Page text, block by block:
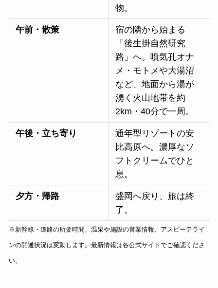
物。
午前・散策
宿の隣から始まる
「後生掛自然研究
路」へ。噴気孔オナ
メ・モトメや大湯沼
など、地面から湯が
湧く火山地帯を約
2km・40分で一周。
午後・立ち寄り
通年型リゾートの安
比高原へ。濃厚なソ
フトクリームでひと
息。
夕方・帰路
盛岡へ戻り、旅は終
了。
※新幹線・道路の所要時間、温泉や施設の営業情報、アスピーテライ
ンの開通状況は変動します。最新情報は各公式サイトでご確認くださ
い。